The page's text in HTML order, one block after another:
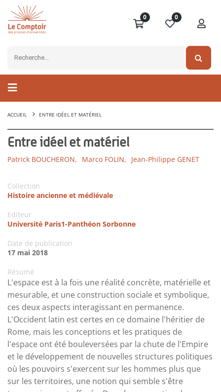
0 0
ACCUEIL ENTRE IDÉEL ET MATÉRIEL
Entre idéel et matériel
Patrick BOUCHERON, Marco FOLIN, Jean-Philippe GENET
Collection
Histoire ancienne et médiévale
Editeur
Université Paris1-Panthéon Sorbonne
Date de publication
17 mai 2018
Résumé
L'espace est à la fois une réalité concrète, matérielle et
mesurable, et une construction sociale et symbolique,
ces deux aspects interagissant en permanence.
L'Occident latin est certes en ce domaine l'héritier de
Rome, mais les conceptions et les pratiques de
l'espace ont été bouleversées par la chute de l'Empire
et le développement de nouvelles structures politiques
où les pouvoirs s'exercent sur les hommes plus que
sur les territoires, une notion qui semble s'être